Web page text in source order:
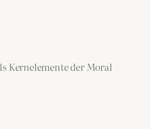
Kernelemente der Moral